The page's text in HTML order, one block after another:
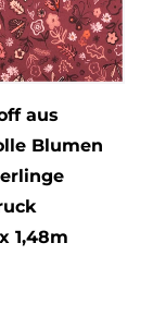
aus
Blumen
1,48m